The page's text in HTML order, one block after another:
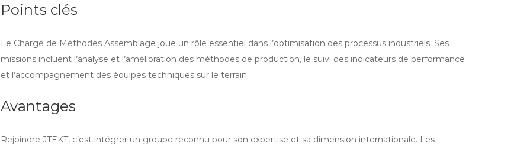
Points clés
Le Chargé de Méthodes Assemblage joue un rôle essentiel dans l’optimisation des processus industriels. Ses
missions incluent l’analyse et l’amélioration des méthodes de production, le suivi des indicateurs de performance
et l’accompagnement des équipes techniques sur le terrain.
Avantages
Rejoindre JTEKT, c’est intégrer un groupe reconnu pour son expertise et sa dimension internationale. Les